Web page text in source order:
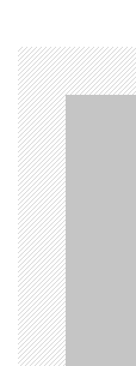
a
v
i
g
a
t